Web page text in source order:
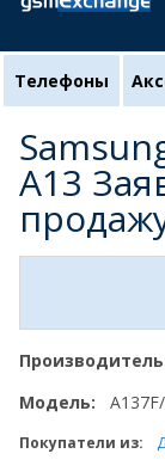
Телефоны
A13
Модель:
Покупатели из: